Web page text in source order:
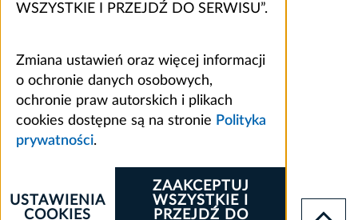
WSZYSTKIE I PRZEJDŹ DO SERWISU”.
Zmiana ustawień oraz więcej informacji
o ochronie danych osobowych,
ochronie praw autorskich i plikach
cookies dostępne są na stronie Polityka
prywatności.
ZAAKCEPTUJ
WSZYSTKIE I
PRZEJDŹ DO
USTAWIENIA
COOKIES